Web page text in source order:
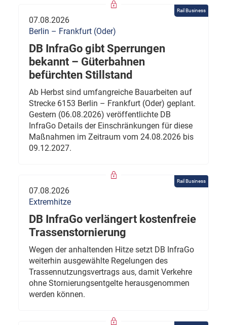
Rail Business
07.08.2026
Berlin – Frankfurt (Oder)
DB InfraGo gibt Sperrungen
bekannt – Güterbahnen
befürchten Stillstand
Ab Herbst sind umfangreiche Bauarbeiten auf
Strecke 6153 Berlin – Frankfurt (Oder) geplant.
Gestern (06.08.2026) veröffentlichte DB
InfraGo Details der Einschränkungen für diese
Maßnahmen im Zeitraum vom 24.08.2026 bis
09.12.2027.
Rail Business
07.08.2026
Extremhitze
DB InfraGo verlängert kostenfreie
Trassenstornierung
Wegen der anhaltenden Hitze setzt DB InfraGo
weiterhin ausgewählte Regelungen des
Trassennutzungsvertrags aus, damit Verkehre
ohne Stornierungsentgelte herausgenommen
werden können.